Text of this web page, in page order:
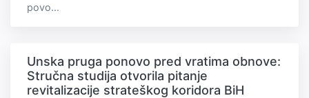
povo...
Unska pruga ponovo pred vratima obnove:
Stručna studija otvorila pitanje
revitalizacije strateškog koridora BiH